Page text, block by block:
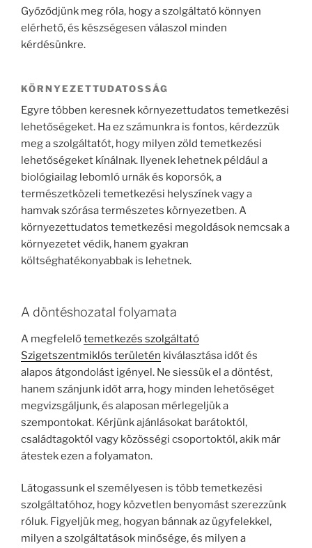
Győződjünk meg róla, hogy a szolgáltató könnyen
elérhető, és készségesen válaszol minden
kérdésünkre.
KÖRNYEZETTUDATOSSÁG
Egyre többen keresnek környezettudatos temetkezési
lehetőségeket. Ha ez számunkra is fontos, kérdezzük
meg a szolgáltatót, hogy milyen zöld temetkezési
lehetőségeket kínálnak. Ilyenek lehetnek például a
biológiailag lebomló urnák és koporsók, a
természetközeli temetkezési helyszínek vagy a
hamvak szórása természetes környezetben. A
környezettudatos temetkezési megoldások nemcsak a
környezetet védik, hanem gyakran
költséghatékonyabbak is lehetnek.
A döntéshozatal folyamata
A megfelelőtemetkezés szolgáltató
Szigetszentmiklós területén kiválasztása időt és
alapos átgondolást igényel. Ne siessük el a döntést,
hanem szánjunk időt arra, hogy minden lehetőséget
megvizsgáljunk, és alaposan mérlegeljük a
szempontokat. Kérjünk ajánlásokat barátoktól,
családtagoktól vagy közösségi csoportoktól, akik már
átestek ezen a folyamaton.
Látogassunk el személyesen is több temetkezési
szolgáltatóhoz, hogy közvetlen benyomást szerezzünk
róluk. Figyeljük meg, hogyan bánnak az ügyfelekkel,
milyen a szolgáltatások minősége, és milyen a